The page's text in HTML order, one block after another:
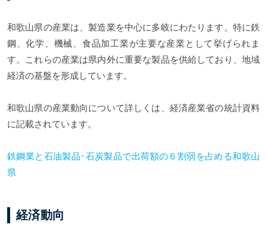
和歌山県の産業は、製造業を中心に多岐にわたります。特に鉄
鋼、化学、機械、食品加工業が主要な産業として挙げられま
す。これらの産業は県内外に重要な製品を供給しており、地域
経済の基盤を形成しています。
和歌山県の産業動向について詳しくは、経済産業省の統計資料
に記載されています。
鉄鋼業と石油製品･石炭製品で出荷額の６割弱を占める和歌山
県
経済動向